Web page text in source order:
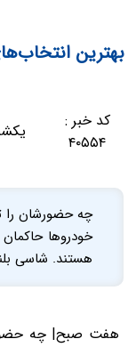
بهترین
کد خبر :
۴۰۵۵۴
یکشنبه، ۱۹
چه حضورشان را
خودروها حاکمان
هستند. شاسی
هفت صبح| چه